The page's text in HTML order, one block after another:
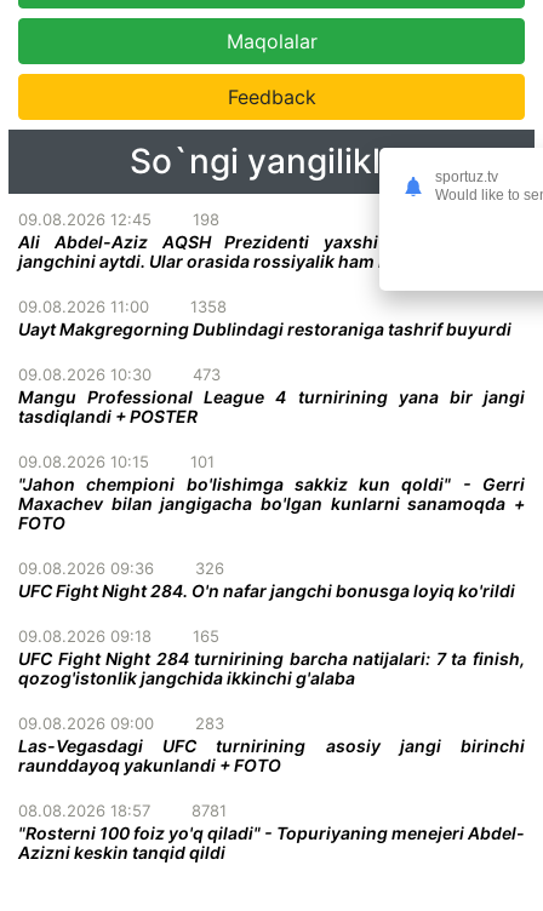
Maqolalar
Feedback
So`ngi yangiliklar
09.08.2026 12:45 198
Ali Abdel-Aziz AQSH Prezidenti yaxshi ko'radigan ikki
jangchini aytdi. Ular orasida rossiyalik ham bor!
09.08.2026 11:00 1358
Uayt Makgregorning Dublindagi restoraniga tashrif buyurdi
09.08.2026 10:30 473
Mangu Professional League 4 turnirining yana bir jangi
tasdiqlandi + POSTER
09.08.2026 10:15 101
"Jahon chempioni bo'lishimga sakkiz kun qoldi" - Gerri
Maxachev bilan jangigacha bo'lgan kunlarni sanamoqda +
FOTO
09.08.2026 09:36 326
UFC Fight Night 284. O'n nafar jangchi bonusga loyiq ko'rildi
09.08.2026 09:18 165
UFC Fight Night 284 turnirining barcha natijalari: 7 ta finish,
qozog'istonlik jangchida ikkinchi g'alaba
09.08.2026 09:00 283
Las-Vegasdagi UFC turnirining asosiy jangi birinchi
raunddayoq yakunlandi + FOTO
08.08.2026 18:57 8781
"Rosterni 100 foiz yo'q qiladi" - Topuriyaning menejeri Abdel-
Azizni keskin tanqid qildi
sportuz.tv
Would like to